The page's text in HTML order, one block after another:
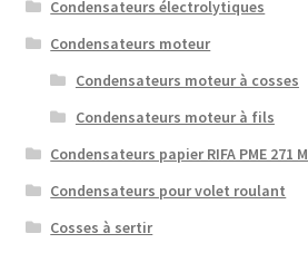
Condensateurs électrolytiques
Condensateurs moteur
Condensateurs moteur à cosses
Condensateurs moteur à fils
Condensateurs papier RIFA PME 271 M
Condensateurs pour volet roulant
Cosses à sertir